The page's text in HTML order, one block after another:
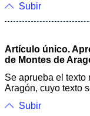
Subir
Artículo único.
de Montes de
Se aprueba el texto
Aragón, cuyo texto
Subir